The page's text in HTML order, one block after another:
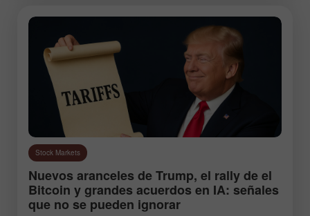
Stock Markets
Nuevos aranceles de Trump, el rally de el
Bitcoin y grandes acuerdos en IA: señales
que no se pueden ignorar